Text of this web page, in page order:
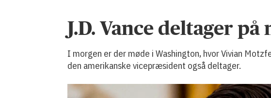
J.D. Vance deltager
I morgen er der møde i Washington, hvor Vivian
den amerikanske vicepræsident også deltager.